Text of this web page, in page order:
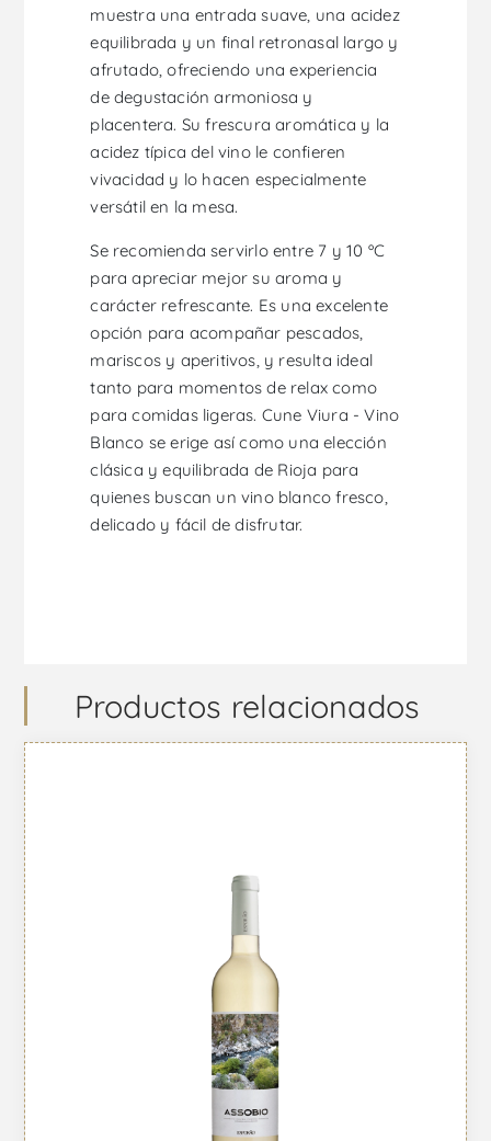
muestra una entrada suave, una acidez
equilibrada y un final retronasal largo y
afrutado, ofreciendo una experiencia
de degustación armoniosa y
placentera. Su frescura aromática y la
acidez típica del vino le confieren
vivacidad y lo hacen especialmente
versátil en la mesa.
Se recomienda servirlo entre 7 y 10 ºC
para apreciar mejor su aroma y
carácter refrescante. Es una excelente
opción para acompañar pescados,
mariscos y aperitivos, y resulta ideal
tanto para momentos de relax como
para comidas ligeras. Cune Viura - Vino
Blanco se erige así como una elección
clásica y equilibrada de Rioja para
quienes buscan un vino blanco fresco,
delicado y fácil de disfrutar.
Productos relacionados